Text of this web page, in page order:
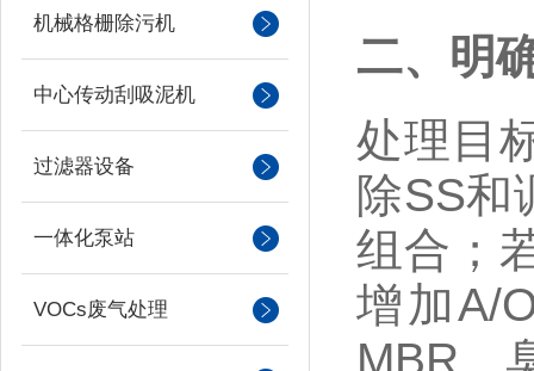
机械格栅除污机
中心传动刮吸泥机
过滤器设备
一体化泵站
VOCs废气处理
二、明
处理目
除SS和
组合；
增加A/
MBR、